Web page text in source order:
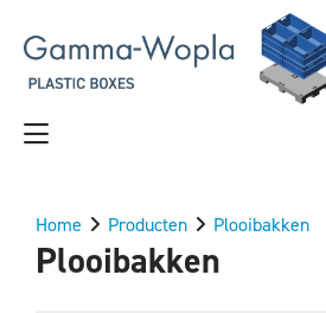
Home Producten Plooibakken
Plooibakken